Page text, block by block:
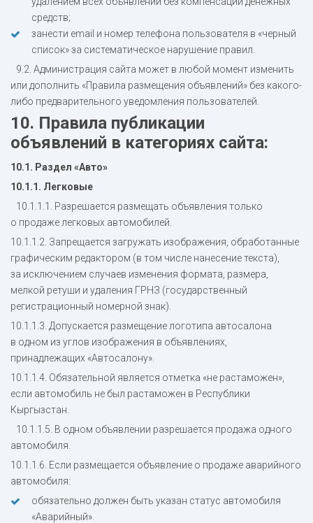
средств;
занести email и номер телефона пользователя в «черный
список» за систематическое нарушение правил.
9.2. Администрация сайта может в любой момент изменить
или дополнить «Правила размещения объявлений» без какого-
либо предварительного уведомления пользователей.
10. Правила публикации
объявлений в категориях сайта:
10.1. Раздел «Авто»
10.1.1. Легковые
10.1.1.1. Разрешается размещать объявления только
о продаже легковых автомобилей.
10.1.1.2. Запрещается загружать изображения, обработанные
графическим редактором (в том числе нанесение текста),
за исключением случаев изменения формата, размера,
мелкой ретуши и удаления ГРНЗ (государственный
регистрационный номерной знак).
10.1.1.3. Допускается размещение логотипа автосалона
в одном из углов изображения в объявлениях,
принадлежащих «Автосалону».
10.1.1.4. Обязательной является отметка «не растаможен»,
если автомобиль не был растаможен в Республики
Кыргызстан.
10.1.1.5. В одном объявлении разрешается продажа одного
автомобиля.
10.1.1.6. Если размещается объявление о продаже аварийного
автомобиля:
обязательно должен быть указан статус автомобиля
«Аварийный».